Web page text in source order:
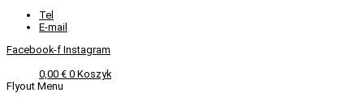
Tel
E-mail
Facebook-f Instagram
0,00 € 0 Koszyk
Flyout Menu